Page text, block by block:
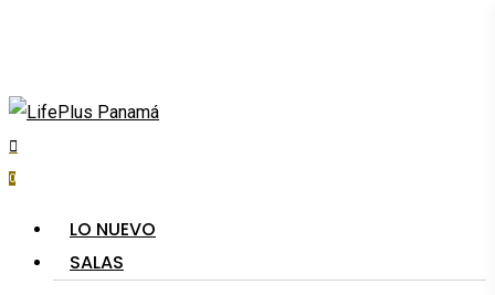
content
search
account
0
LO NUEVO
SALAS